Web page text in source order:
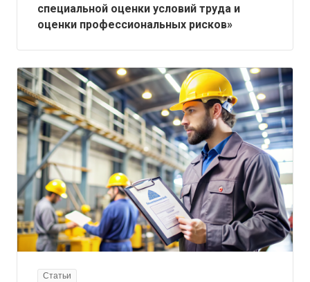
специальной оценки условий труда и
оценки профессиональных рисков»
Статьи